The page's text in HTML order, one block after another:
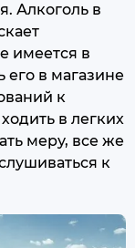
Алкоголь в
имеется в
его в магазине
к
в легких
меру, все же
к